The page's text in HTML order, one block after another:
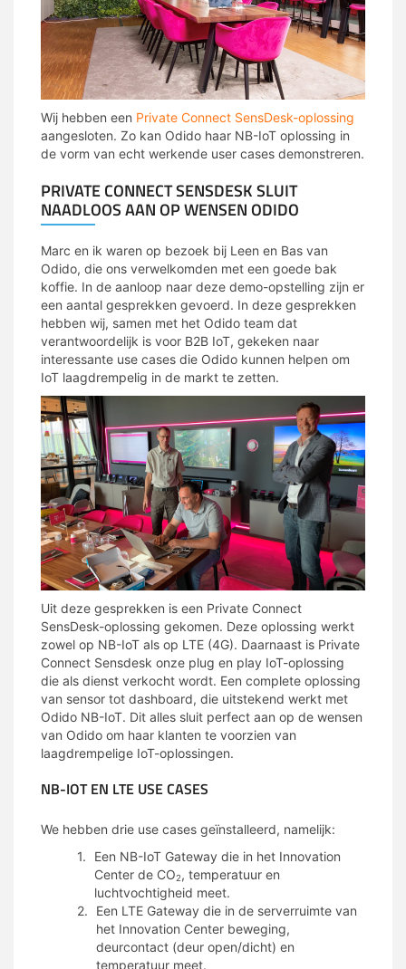
Wij hebben een Private Connect SensDesk-oplossing
aangesloten. Zo kan Odido haar NB-IoT oplossing in
de vorm van echt werkende user cases demonstreren.
PRIVATE CONNECT SENSDESK SLUIT
NAADLOOS AAN OP WENSEN ODIDO
Marc en ik waren op bezoek bij Leen en Bas van
Odido, die ons verwelkomden met een goede bak
koffie. In de aanloop naar deze demo-opstelling zijn er
een aantal gesprekken gevoerd. In deze gesprekken
hebben wij, samen met het Odido team dat
verantwoordelijk is voor B2B IoT, gekeken naar
interessante use cases die Odido kunnen helpen om
IoT laagdrempelig in de markt te zetten.
Uit deze gesprekken is een Private Connect
SensDesk-oplossing gekomen. Deze oplossing werkt
zowel op NB-IoT als op LTE (4G). Daarnaast is Private
Connect Sensdesk onze plug en play IoT-oplossing
die als dienst verkocht wordt. Een complete oplossing
van sensor tot dashboard, die uitstekend werkt met
Odido NB-IoT. Dit alles sluit perfect aan op de wensen
van Odido om haar klanten te voorzien van
laagdrempelige IoT-oplossingen.
NB-IOT EN LTE USE CASES
We hebben drie use cases geïnstalleerd, namelijk:
Een NB-IoT Gateway die in het Innovation
Center de CO2, temperatuur en
luchtvochtigheid meet.
Een LTE Gateway die in de serverruimte van
het Innovation Center beweging,
deurcontact (deur open/dicht) en
temperatuur meet.